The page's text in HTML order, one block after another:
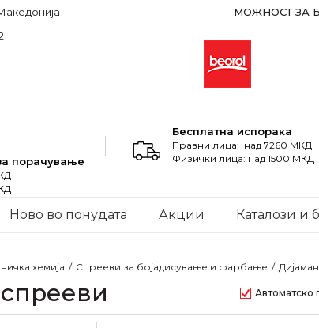
МОЖНОСТ ЗА
порачување
Бесплатна испорака
Правни лица: над 7260 МКД
Физички лица: над 1500 МКД
Ново во понудата Акции Каталози и
хемија Спрееви за бојадисување и фарбање
Автоматско